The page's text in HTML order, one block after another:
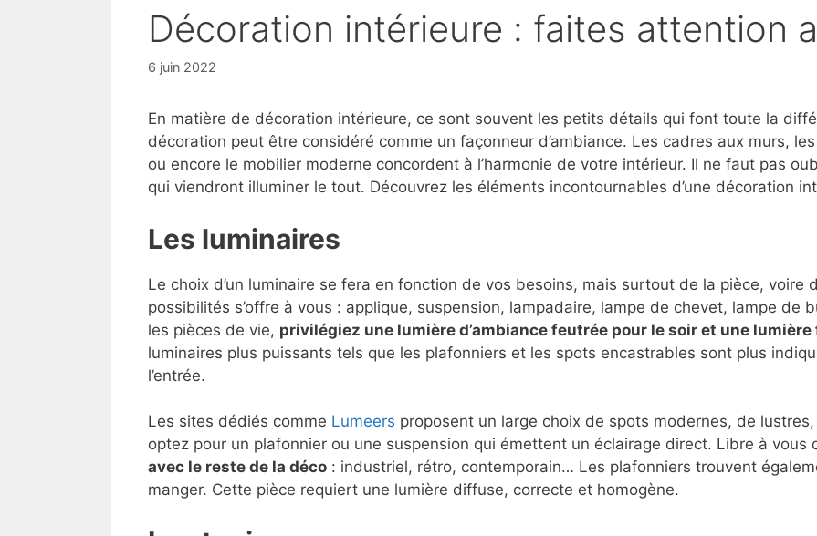
Décoration intérieure : faites attention
6 juin 2022
En matière de décoration intérieure, ce sont souvent les petits détails qui font toute la
décoration peut être considéré comme un façonneur d’ambiance. Les cadres aux murs,
ou encore le mobilier moderne concordent à l’harmonie de votre intérieur. Il ne faut pas
qui viendront illuminer le tout. Découvrez les éléments incontournables d’une décoration
Les luminaires
Le choix d’un luminaire se fera en fonction de vos besoins, mais surtout de la pièce, voire
possibilités s’offre à vous : applique, suspension, lampadaire, lampe de chevet, lampe de
les pièces de vie, privilégiez une lumière d’ambiance feutrée pour le soir et une
luminaires plus puissants tels que les plafonniers et les spots encastrables sont plus
l’entrée.
Les sites dédiés comme Lumeers proposent un large choix de spots modernes, de
optez pour un plafonnier ou une suspension qui émettent un éclairage direct. Libre à vous
avec le reste de la déco : industriel, rétro, contemporain… Les plafonniers trouvent
manger. Cette pièce requiert une lumière diffuse, correcte et homogène.